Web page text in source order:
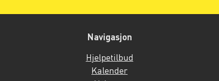
Navigasjon
Hjelpetilbud
Kalender